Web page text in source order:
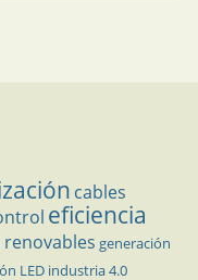
cables
eficiencia
generación
LED industria 4.0